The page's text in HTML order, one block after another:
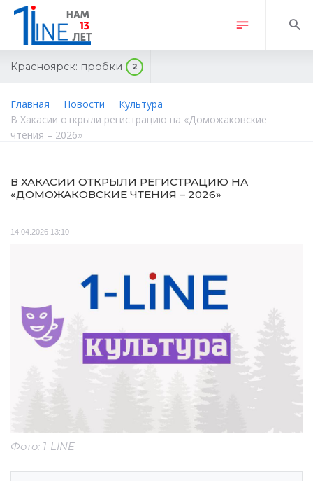
Красноярск: пробки 2
Главная Новости
Культура
В Хакасии открыли регистрацию на «Доможаковские
чтения – 2026»
В ХАКАСИИ ОТКРЫЛИ РЕГИСТРАЦИЮ НА
«ДОМОЖАКОВСКИЕ ЧТЕНИЯ – 2026»
14.04.2026 13:10
Фото: 1-LINE